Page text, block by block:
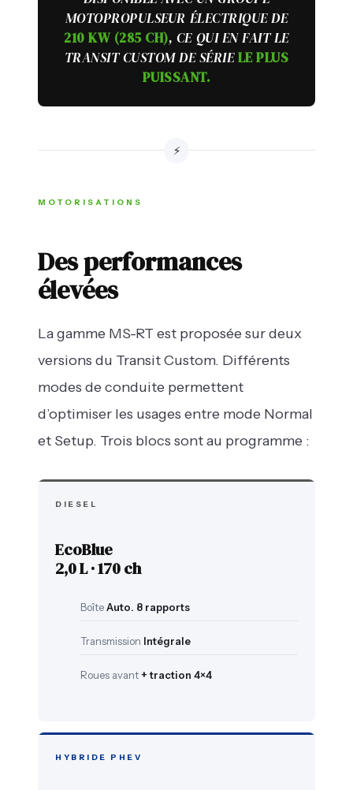
MOTOPROPULSEUR ÉLECTRIQUE DE
210 KW (285 CH), CE QUI EN FAIT LE
TRANSIT CUSTOM DE SÉRIELE PLUS
PUISSANT.
⚡
MOTORISATIONS
Des performances
élevées
La gamme MS-RT est proposée sur deux
versions du Transit Custom. Différents
modes de conduite permettent
d’optimiser les usages entre mode Normal
et Setup. Trois blocs sont au programme :
DIESEL
EcoBlue
2,0 L · 170 ch
BoîteAuto. 8 rapports
Transmission Intégrale
Roues avant+ traction 4×4
HYBRIDE PHEV